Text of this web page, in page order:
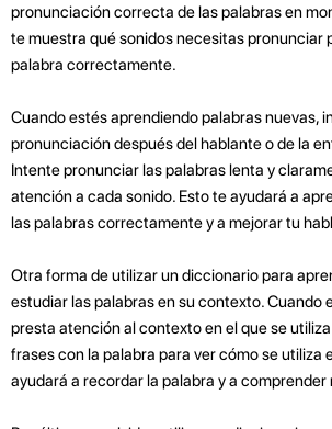
pronunciación correcta de las palabras en
te muestra qué sonidos necesitas pronunciar
palabra correctamente.
Cuando estés aprendiendo palabras nuevas,
pronunciación después del hablante o de la
Intente pronunciar las palabras lenta y
atención a cada sonido. Esto te ayudará a
las palabras correctamente y a mejorar tu
Otra forma de utilizar un diccionario para
estudiar las palabras en su contexto. Cuando
presta atención al contexto en el que se
frases con la palabra para ver cómo se utiliza
ayudará a recordar la palabra y a